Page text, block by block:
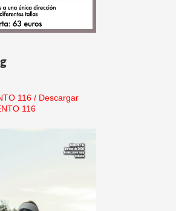
116 / Descargar
116